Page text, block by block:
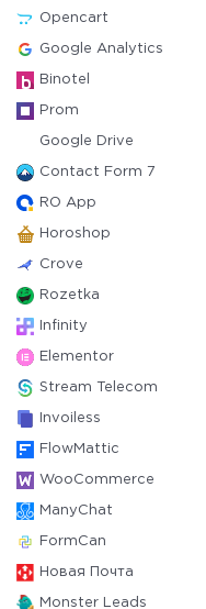
Opencart
Google Analytics
Binotel
Prom
Google Drive
Contact Form 7
RO App
Horoshop
Crove
Rozetka
Infinity
Elementor
Stream Telecom
Invoiless
FlowMattic
WooCommerce
ManyChat
FormCan
Новая Почта
Monster Leads